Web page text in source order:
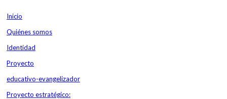
Inicio
Quiénes somos
Identidad
Proyecto
educativo-evangelizador
Proyecto estratégico: